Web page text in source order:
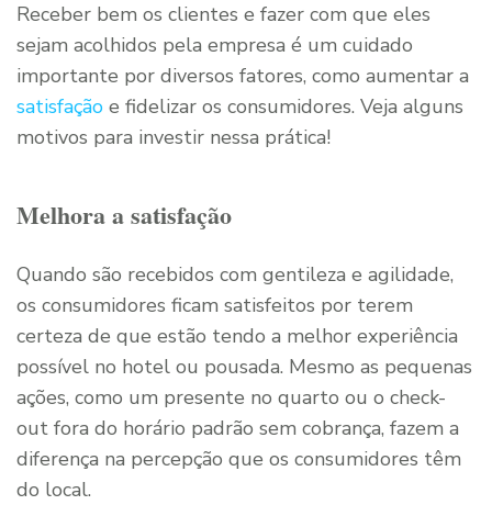
Receber bem os clientes e fazer com que eles
sejam acolhidos pela empresa é um cuidado
importante por diversos fatores, como aumentar a
satisfação e fidelizar os consumidores. Veja alguns
motivos para investir nessa prática!
Melhora a satisfação
Quando são recebidos com gentileza e agilidade,
os consumidores ficam satisfeitos por terem
certeza de que estão tendo a melhor experiência
possível no hotel ou pousada. Mesmo as pequenas
ações, como um presente no quarto ou o check-
out fora do horário padrão sem cobrança, fazem a
diferença na percepção que os consumidores têm
do local.